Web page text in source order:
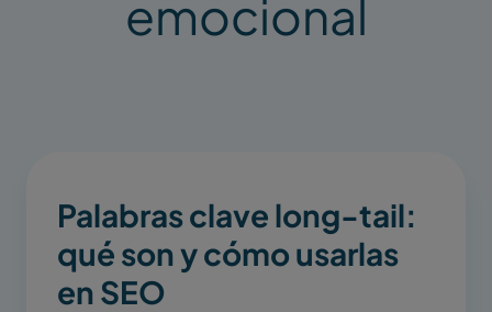
emocional
Palabras clave long-tail:
qué son y cómo usarlas
en SEO